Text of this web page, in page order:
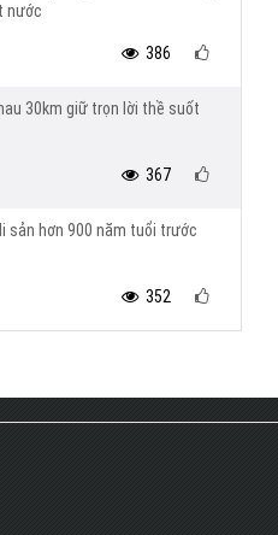
nước
386
30km giữ trọn lời thề suốt
367
sản hơn 900 năm tuổi trước
352